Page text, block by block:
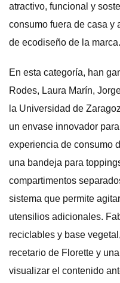
atractivo, funcional y
consumo fuera de casa y
de ecodiseño de la marca.
En esta categoría, han
Rodes, Laura Marín,
la Universidad de
un envase innovador
experiencia de consumo
una bandeja para
compartimentos
sistema que permite
utensilios adicionales.
reciclables y base
recetario de Florette y
visualizar el contenido